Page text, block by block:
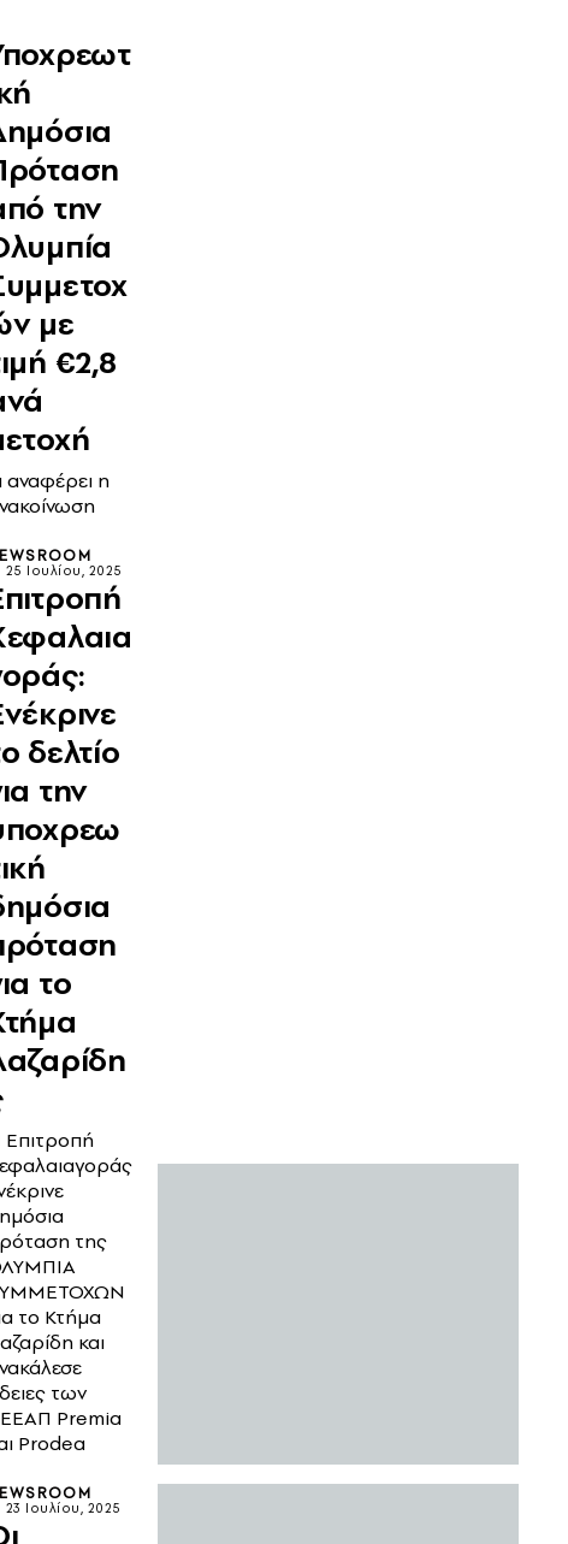
την
με
€2,8
αναφέρει η
25 Ιουλίου, 2025
δελτίο
την
το
Επιτροπή
της
το Κτήμα
και
των
Premia
Prodea
23 Ιουλίου, 2025